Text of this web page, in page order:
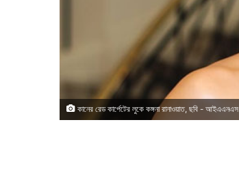
কানের রেড কার্পেটের লুকে কঙ্গনা রানাওয়াত, ছবি - আইএএনএস